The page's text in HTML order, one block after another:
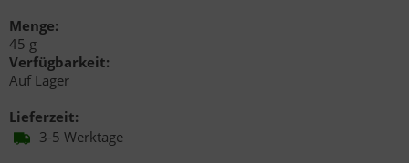
Menge:
45 g
Verfügbarkeit:
Auf Lager
Lieferzeit:
3-5 Werktage